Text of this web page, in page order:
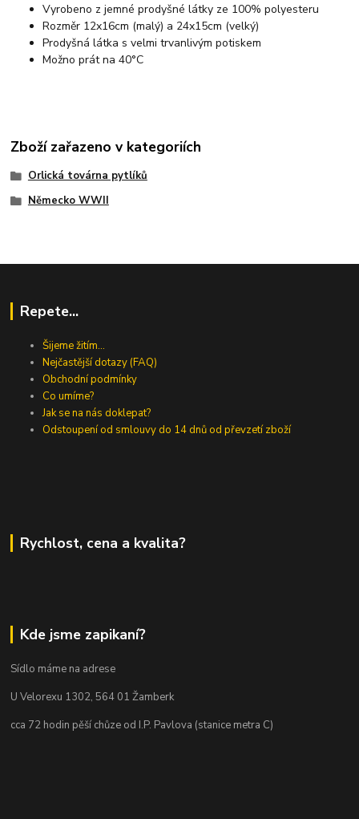
Vyrobeno z jemné prodyšné látky ze 100% polyesteru
Rozměr 12x16cm (malý) a 24x15cm (velký)
Prodyšná látka s velmi trvanlivým potiskem
Možno prát na 40°C
Zboží zařazeno v kategoriích
Orlická továrna pytlíků
Německo WWII
Repete...
Šijeme žitím...
Nejčastější dotazy (FAQ)
Obchodní podmínky
Co umíme?
Jak se na nás doklepat?
Odstoupení od smlouvy do 14 dnů od převzetí zboží
Rychlost, cena a kvalita?
Kde jsme zapikaní?
Sídlo máme na adrese
U Velorexu 1302, 564 01 Žamberk
cca 72 hodin pěší chůze od I.P. Pavlova (stanice metra C)